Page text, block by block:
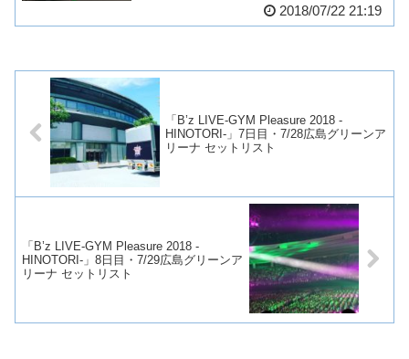
2018/07/22 21:19
「B’z LIVE-GYM Pleasure 2018 -
HINOTORI-」7日目・7/28広島グリーンア
リーナ セットリスト
「B’z LIVE-GYM Pleasure 2018 -
HINOTORI-」8日目・7/29広島グリーンア
リーナ セットリスト